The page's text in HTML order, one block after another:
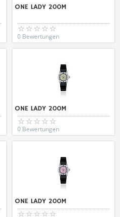
ONE LADY 200M
0 Bewertungen
ONE LADY 200M
0 Bewertungen
ONE LADY 200M